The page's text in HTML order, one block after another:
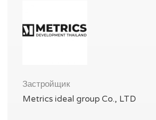
Застройщик
Metrics ideal group Co., LTD